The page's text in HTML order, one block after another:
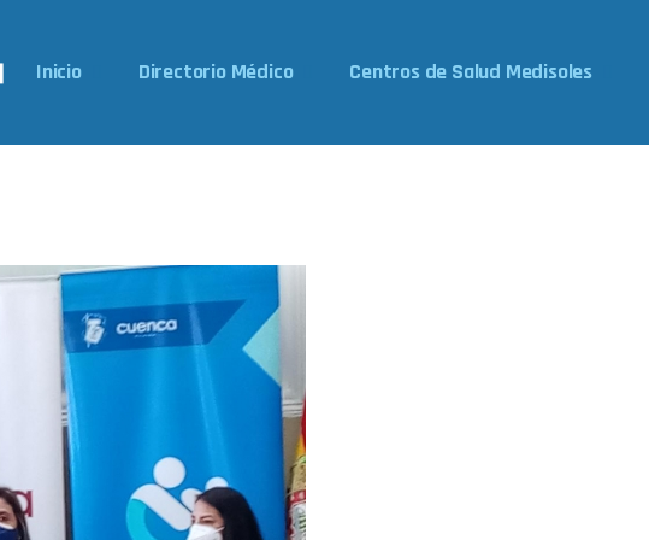
Inicio Directorio Médico Centros de Salud Medisoles